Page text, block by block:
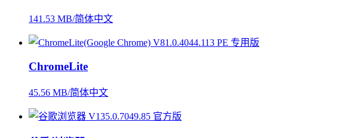
141.53 MB/简体中文
ChromeLite
45.56 MB/简体中文